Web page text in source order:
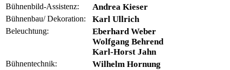
Bühnenbild-Assistenz: Andrea Kieser
Bühnenbau/ Dekoration: Karl Ullrich
Beleuchtung:
Eberhard Weber
Wolfgang Behrend
Karl-Horst Jahn
Bühnentechnik: Wilhelm Hornung